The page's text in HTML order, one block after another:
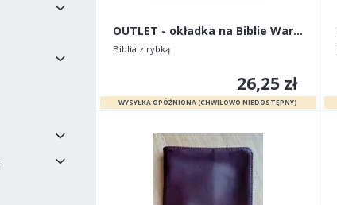
OUTLET - okładka na Biblie Warszawską stare wydani
Biblia z rybką
26,25 zł